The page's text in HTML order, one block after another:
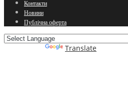
Контакти
Новини
Публічна оферта
Translate